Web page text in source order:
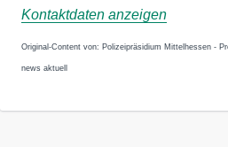
Kontaktdaten anzeigen
Original-Content von: Polizeipräsidium Mittelhessen -
news aktuell